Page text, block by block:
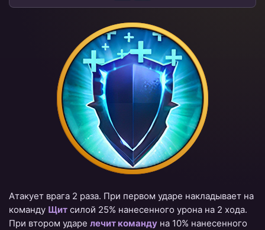
Атакует врага 2 раза. При первом ударе накладывает на
команду Щит силой 25% нанесенного урона на 2 хода.
При втором ударе лечит команду на 10% нанесенного